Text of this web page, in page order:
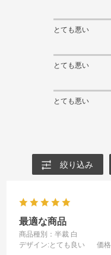
とても悪い
とても悪い
とても悪い
絞り込み
最適な商品
商品種別：半裁 白
デザイン:とても良い 価格